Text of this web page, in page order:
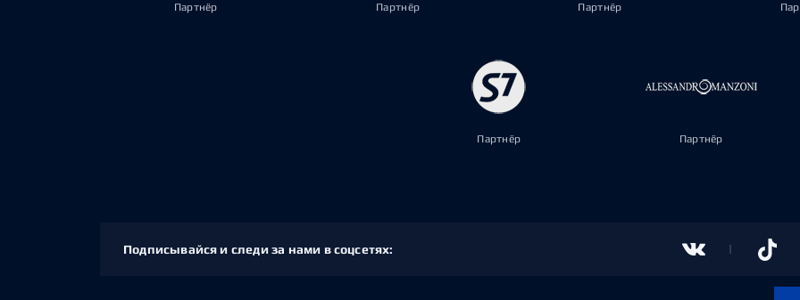
Партнёр Партнёр Партнёр
Партнёр Партнёр
Подписывайся и следи за нами в соцсетях: